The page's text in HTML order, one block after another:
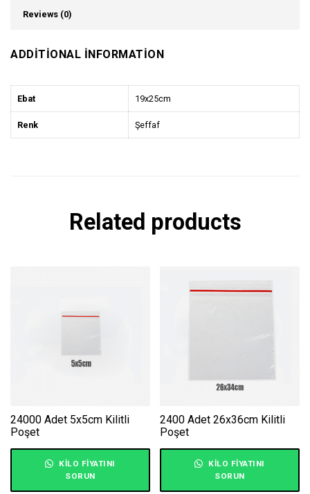
Reviews (0)
ADDITIONAL INFORMATION
Ebat 19x25cm
Renk Şeffaf
Related products
24000 Adet 5x5cm Kilitli
Poşet
KILO FIYATINI
SORUN
2400 Adet 26x36cm Kilitli
Poşet
KILO FIYATINI
SORUN